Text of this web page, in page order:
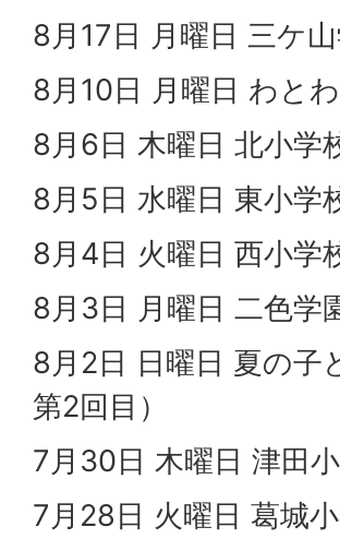
8月17日 月曜日 三ケ
8月10日 月曜日 わとわ
8月6日 木曜日 北小学
8月5日 水曜日 東小学
8月4日 火曜日 西小学
8月3日 月曜日 二色学
8月2日 日曜日 夏の子
第2回目）
7月30日 木曜日 津田
7月28日 火曜日 葛城